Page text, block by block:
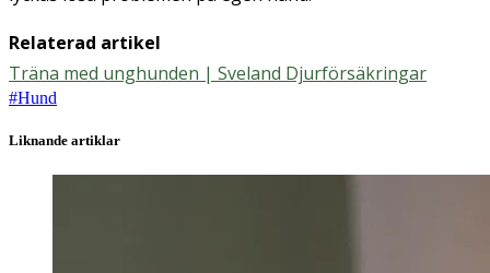
Relaterad artikel
Träna med unghunden | Sveland Djurförsäkringar
#Hund
Liknande artiklar